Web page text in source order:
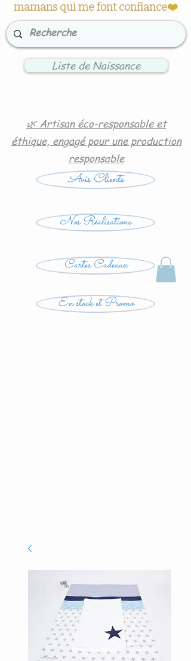
mamans qui me font confiance❤️
Liste de Naissance
🌿 Artisan éco-responsable et
éthique, engagé pour une production
responsable
Avis Clients
Nos Réalisations
Cartes Cadeaux
En stock et Promo